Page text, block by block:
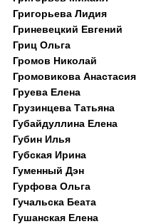
Григорьева Лидия
Гриневецкий Евгений
Гриц Ольга
Громов Николай
Громовикова Анастасия
Груева Елена
Грузинцева Татьяна
Губайдуллина Елена
Губин Илья
Губская Ирина
Гуменный Дэн
Гурфова Ольга
Гучальска Беата
Гушанская Елена